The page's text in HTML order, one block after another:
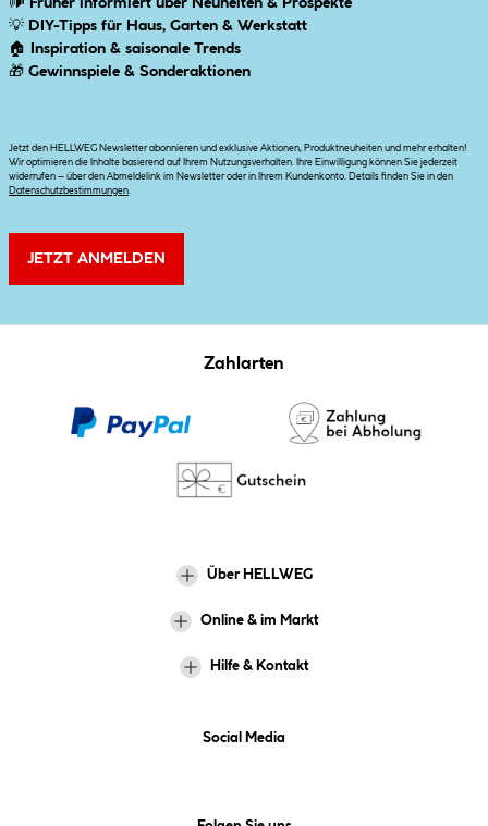
🕪 Früher informiert über Neuheiten & Prospekte
💡 DIY-Tipps für Haus, Garten & Werkstatt
🏠
Inspiration & saisonale Trends
🎁 Gewinnspiele & Sonderaktionen
Jetzt den HELLWEG Newsletter abonnieren und exklusive Aktionen, Produktneuheiten und mehr erhalten!
Wir optimieren die Inhalte basierend auf Ihrem Nutzungsverhalten. Ihre Einwilligung können Sie jederzeit
widerrufen – über den Abmeldelink im Newsletter oder in Ihrem Kundenkonto. Details finden Sie in den
Datenschutzbestimmungen.
JETZT ANMELDEN
Zahlarten
Über HELLWEG
Online & im Markt
Hilfe & Kontakt
Social Media